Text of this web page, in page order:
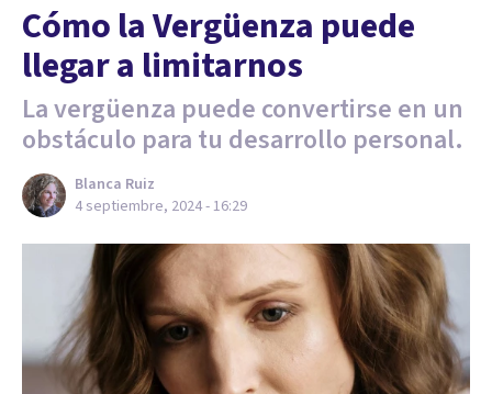
Cómo la Vergüenza puede
llegar a limitarnos
La vergüenza puede convertirse en un
obstáculo para tu desarrollo personal.
Blanca Ruiz
4 septiembre, 2024 - 16:29